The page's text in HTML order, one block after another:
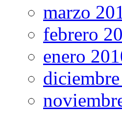
marzo
febrero
enero